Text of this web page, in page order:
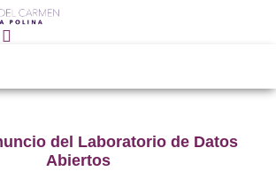
del Laboratorio de Datos
Abiertos